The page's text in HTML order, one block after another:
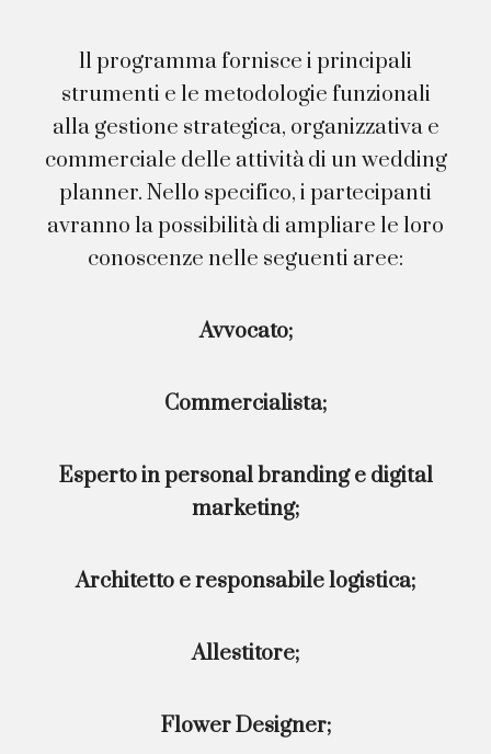
ll programma fornisce i principali
strumenti e le metodologie funzionali
alla gestione strategica, organizzativa e
commerciale delle attività di un wedding
planner. Nello specifico, i partecipanti
avranno la possibilità di ampliare le loro
conoscenze nelle seguenti aree:
Avvocato;
Commercialista;
Esperto in personal branding e digital
marketing;
Architetto e responsabile logistica;
Allestitore;
Flower Designer;